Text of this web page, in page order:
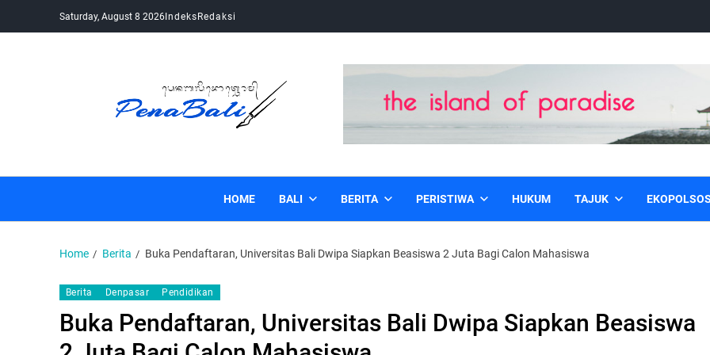
Saturday, August 8 2026IndeksRedaksi
HOME BALI BERITA PERISTIWA HUKUM TAJUK
Home Berita Buka Pendaftaran, Universitas Bali Dwipa Siapkan Beasiswa 2 Juta Bagi Calon Mahasiswa
Berita Denpasar Pendidikan
Buka Pendaftaran, Universitas Bali Dwipa Siapkan Beasiswa